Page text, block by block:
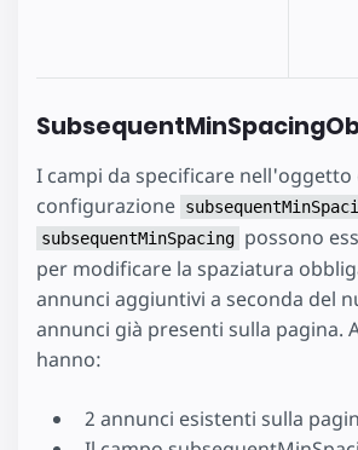
I campi da specificare nell'oggetto
configurazione
subsequentMinSpacing possono
per modificare la spaziatura
annunci aggiuntivi a seconda del
annunci già presenti sulla pagina.
hanno:
2 annunci esistenti sulla